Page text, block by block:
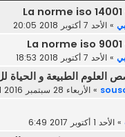
La norme iso
» الأحد 7 أكتوبر 2018 20:05
La norme iso
» الأحد 7 أكتوبر 2018 18:53
الطبيعة و الحياة
» الأربعاء 28 سبتمبر 2016 15:21
» الأحد 1 أكتوبر 2017 6:49